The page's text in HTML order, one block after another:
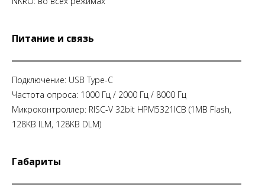
Питание и связь
Подключение: USB Type-C
Частота опроса: 1000 Гц / 2000 Гц / 8000 Гц
Микроконтроллер: RISC-V 32bit HPM5321ICB (1MB Flash,
128KB ILM, 128KB DLM)
Габариты